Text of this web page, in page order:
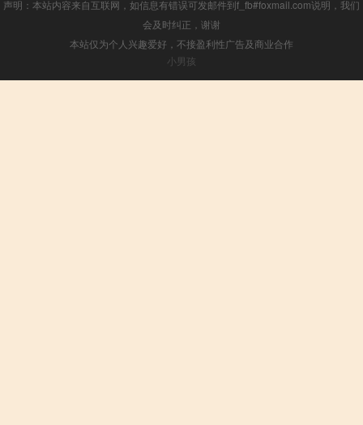
声明：本站内容来自互联网，如信息有错误可发邮件到f_fb#foxmail.com说明，我们
会及时纠正，谢谢
本站仅为个人兴趣爱好，不接盈利性广告及商业合作
小男孩